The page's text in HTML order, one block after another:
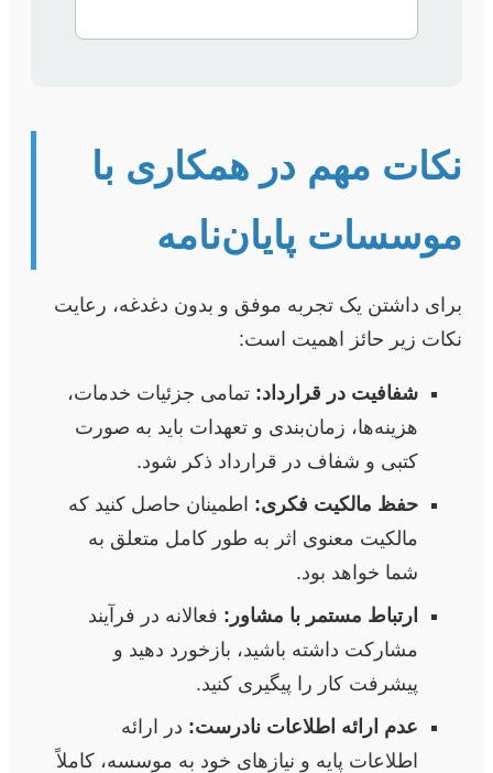
نکات مهم در همکاری با
موسسات پایان‌نامه
برای داشتن یک تجربه موفق و بدون دغدغه، رعایت
نکات زیر حائز اهمیت است:
شفافیت در قرارداد: تمامی جزئیات خدمات،
هزینه‌ها، زمان‌بندی و تعهدات باید به صورت
کتبی و شفاف در قرارداد ذکر شود.
حفظ مالکیت فکری: اطمینان حاصل کنید که
مالکیت معنوی اثر به طور کامل متعلق به
شما خواهد بود.
ارتباط مستمر با مشاور: فعالانه در فرآیند
مشارکت داشته باشید، بازخورد دهید و
پیشرفت کار را پیگیری کنید.
عدم ارائه اطلاعات نادرست: در ارائه
اطلاعات پایه و نیازهای خود به موسسه، کاملاً